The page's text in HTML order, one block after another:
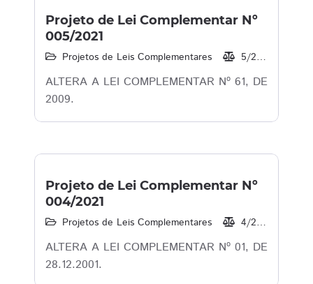
Projeto de Lei Complementar Nº
005/2021
Projetos de Leis Complementares 5/2021
ALTERA A LEI COMPLEMENTAR Nº 61, DE
2009.
Projeto de Lei Complementar Nº
004/2021
Projetos de Leis Complementares 4/2021
ALTERA A LEI COMPLEMENTAR Nº 01, DE
28.12.2001.